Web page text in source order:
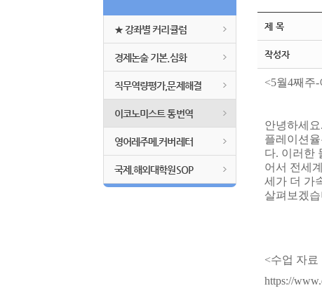
★ 강좌별 커리큘럼
경제논술 기본.심화
직무역량평가,문제해결
이코노미스트 통번역
영어레주메.커버레터
국제.해외대학원SOP
제 목
작성자
<5월4째주
안녕하세
플레이션
다. 이러한
어서 전세
세가 더 가
살펴보겠
<수업 자료
https://